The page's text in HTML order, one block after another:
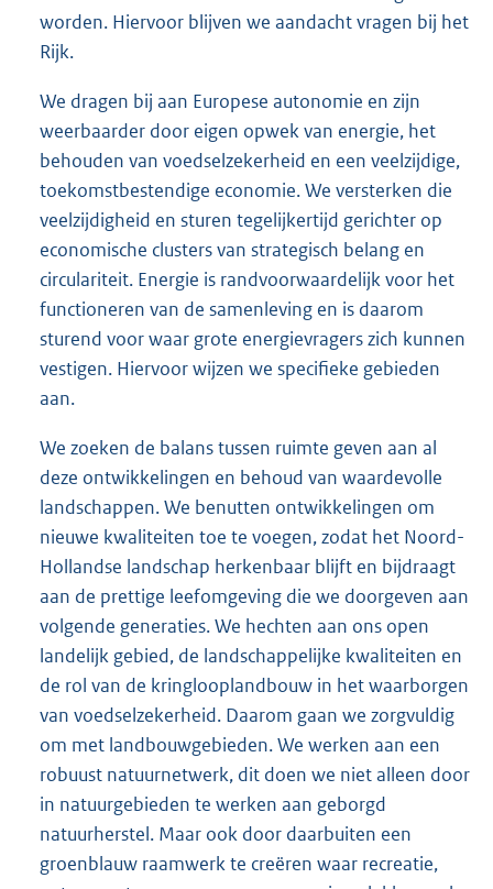
worden. Hiervoor blijven we aandacht vragen bij het
Rijk.
We dragen bij aan Europese autonomie en zijn
weerbaarder door eigen opwek van energie, het
behouden van voedselzekerheid en een veelzijdige,
toekomstbestendige economie. We versterken die
veelzijdigheid en sturen tegelijkertijd gerichter op
economische clusters van strategisch belang en
circulariteit. Energie is randvoorwaardelijk voor het
functioneren van de samenleving en is daarom
sturend voor waar grote energievragers zich kunnen
vestigen. Hiervoor wijzen we specifieke gebieden
aan.
We zoeken de balans tussen ruimte geven aan al
deze ontwikkelingen en behoud van waardevolle
landschappen. We benutten ontwikkelingen om
nieuwe kwaliteiten toe te voegen, zodat het Noord-
Hollandse landschap herkenbaar blijft en bijdraagt
aan de prettige leefomgeving die we doorgeven aan
volgende generaties. We hechten aan ons open
landelijk gebied, de landschappelijke kwaliteiten en
de rol van de kringlooplandbouw in het waarborgen
van voedselzekerheid. Daarom gaan we zorgvuldig
om met landbouwgebieden. We werken aan een
robuust natuurnetwerk, dit doen we niet alleen door
in natuurgebieden te werken aan geborgd
natuurherstel. Maar ook door daarbuiten een
groenblauw raamwerk te creëren waar recreatie,